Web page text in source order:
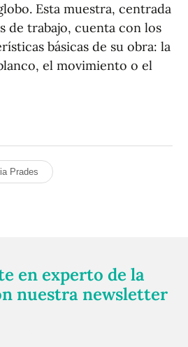
Esta muestra, centrada
de trabajo, cuenta con los
básicas de su obra: la
el movimiento o el
Prades
en experto de la
nuestra newsletter